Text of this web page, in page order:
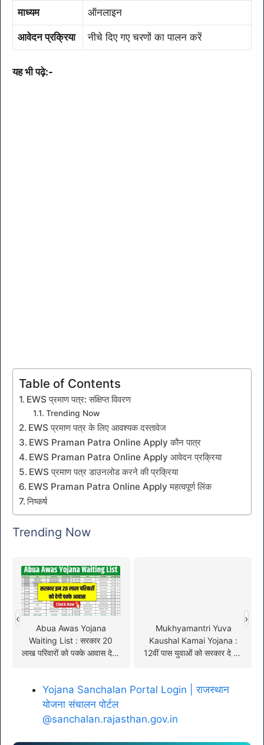
माध्यम ऑनलाइन
आवेदन प्रक्रिया नीचे दिए गए चरणों का पालन करें
यह भी पढ़े:-
Table of Contents
EWS प्रमाण पत्र: संक्षिप्त विवरण
Trending Now
EWS प्रमाण पत्र के लिए आवश्यक दस्तावेज
EWS Praman Patra Online Apply कौन पात्र
EWS Praman Patra Online Apply आवेदन प्रक्रिया
EWS प्रमाण पत्र डाउनलोड करने की प्रक्रिया
EWS Praman Patra Online Apply महत्वपूर्ण लिंक
निष्कर्ष
Trending Now
Abua Awas Yojana
Waiting List : सरकार 20
लाख परिवारों को पक्के आवास देगी,
Mukhyamantri Yuva
Kaushal Kamai Yojana :
12वीं पास युवाओं को सरकार दे रही
‹ ›
Yojana Sanchalan Portal Login | राजस्थान
योजना संचालन पोर्टल
@sanchalan.rajasthan.gov.in